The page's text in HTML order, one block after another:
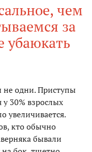
чем
за
убаюкать
не одни. Приступы
30% взрослых
увеличивается.
кто обычно
бывали